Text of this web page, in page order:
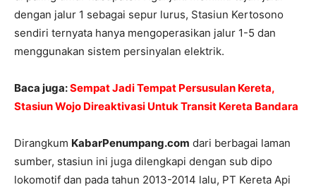
dengan jalur 1 sebagai sepur lurus, Stasiun Kertosono
sendiri ternyata hanya mengoperasikan jalur 1-5 dan
menggunakan sistem persinyalan elektrik.
Baca juga:Sempat Jadi Tempat Persusulan Kereta,
Stasiun Wojo Direaktivasi Untuk Transit Kereta Bandara
Dirangkum KabarPenumpang.com dari berbagai laman
sumber, stasiun ini juga dilengkapi dengan sub dipo
lokomotif dan pada tahun 2013-2014 lalu, PT Kereta Api